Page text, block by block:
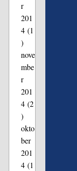
r
201
4(1
)
nove
mbe
r
201
4(2
)
okto
ber
201
4(1